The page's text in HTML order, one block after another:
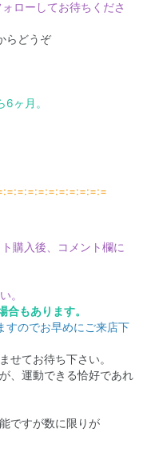
ローしてお待ちくださ
らどうぞ
ヶ月。
購入後、コメント欄に
。
もあります。
すのでお早めにご来店下
せてお待ち下さい。
、運動できる恰好であれ
ですが数に限りが